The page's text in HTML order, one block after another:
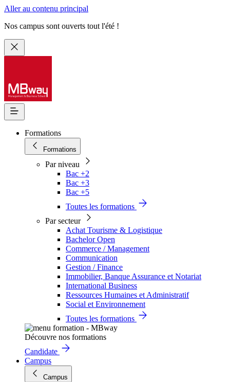
Aller au contenu principal
Nos campus sont ouverts tout l'été !
Formations
Formations
Par niveau
Bac +2
Bac +3
Bac +5
Toutes les formations
Par secteur
Achat Tourisme & Logistique
Bachelor Open
Commerce / Management
Communication
Gestion / Finance
Immobilier, Banque Assurance et Notariat
International Business
Ressources Humaines et Administratif
Social et Environnement
Toutes les formations
Découvre nos formations
Candidate
Campus
Campus